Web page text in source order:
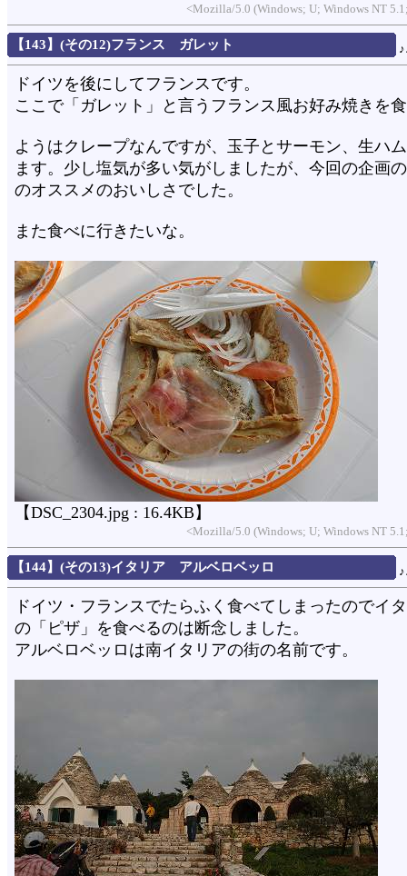
<Mozilla/5.0 (Windows; U; Windows NT
【143】(その12)フランス ガレット
ドイツを後にしてフランスです。
ここで「ガレット」と言うフランス風お好み焼きを
ようはクレープなんですが、玉子とサーモン、生ハ
ます。少し塩気が多い気がしましたが、今回の企画
のオススメのおいしさでした。
また食べに行きたいな。
【DSC_2304.jpg : 16.4KB】
<Mozilla/5.0 (Windows; U; Windows NT
【144】(その13)イタリア アルベロベッロ
ドイツ・フランスでたらふく食べてしまったのでイ
の「ピザ」を食べるのは断念しました。
アルベロベッロは南イタリアの街の名前です。